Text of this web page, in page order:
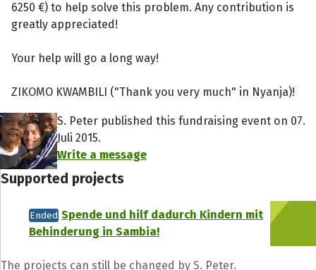
6250 €) to help solve this problem. Any contribution is
greatly appreciated!
Your help will go a long way!
ZIKOMO KWAMBILI ("Thank you very much" in Nyanja)!
S. Peter published this fundraising event on 07.
Juli 2015.
Write a message
Supported projects
Ended Spende und hilf dadurch Kindern mit
Behinderung in Sambia!
The projects can still be changed by S. Peter.
Share fundraising event